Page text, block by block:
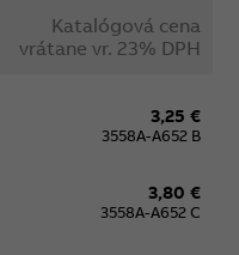
Katalógová cena
vrátane vr. 23% DPH
3,25 €
3558A-A652 B
3,80 €
3558A-A652 C